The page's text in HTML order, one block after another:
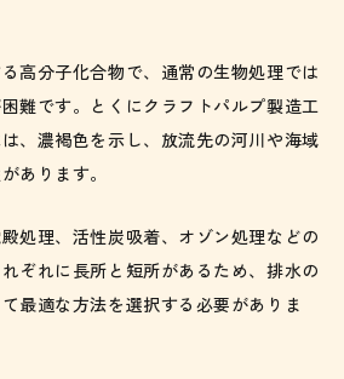
高分子化合物で、通常の生物処理では
難です。とくにクラフトパルプ製造工
、濃褐色を示し、放流先の河川や海域
あります。
処理、活性炭吸着、オゾン処理などの
ぞれに長所と短所があるため、排水の
最適な方法を選択する必要がありま